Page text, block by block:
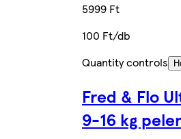
5999 Ft
100 Ft/db
Quantity controls
Fred & Flo
9-16 kg